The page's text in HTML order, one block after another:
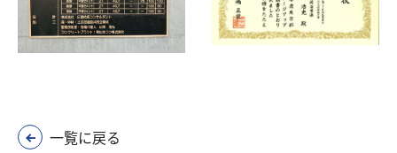
一覧に戻る